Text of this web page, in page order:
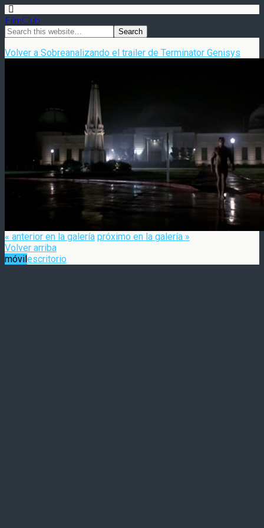
FilmClub
Volver a Sobreanalizando el trailer de Terminator Genisys
« anterior en la galería próximo en la galería »
Volver arriba
móvilescritorio